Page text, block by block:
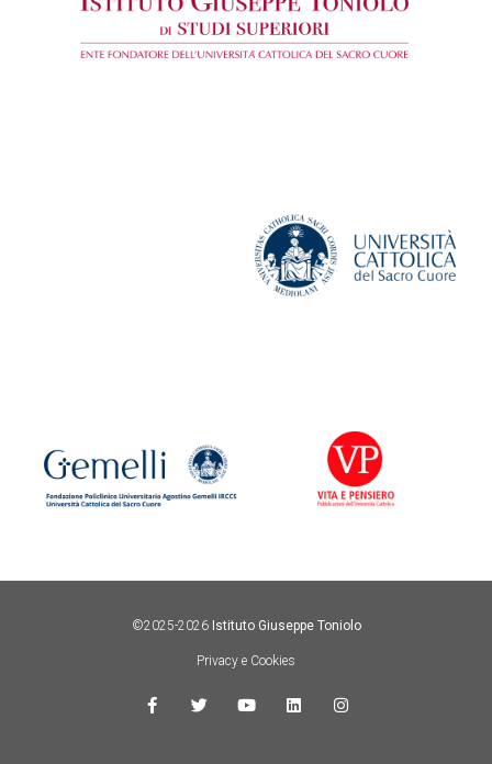
©2025-2026 Istituto Giuseppe Toniolo
Privacy e Cookies